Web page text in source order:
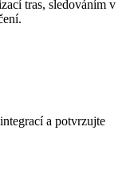
tras, sledováním v
a potvrzujte